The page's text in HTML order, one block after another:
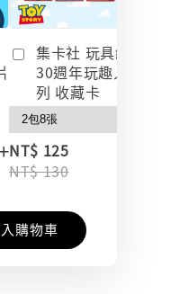
集卡社 玩具總動員
30週年玩趣人生系
列 收藏卡
NT$ 125
NT$ 130
購物車